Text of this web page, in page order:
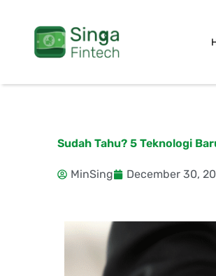
content
Sudah Tahu? 5 Teknologi
MinSing December 30,